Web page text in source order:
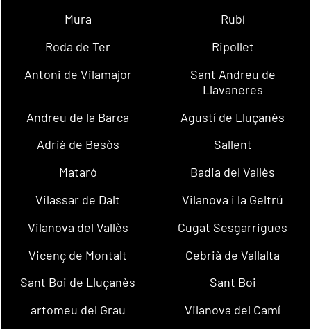
Mura
Rubí
Roda de Ter
Ripollet
Antoni de Vilamajor
Sant Andreu de
Llavaneres
Andreu de la Barca
Agustí de Lluçanès
Adrià de Besòs
Sallent
Mataró
Badia del Vallès
Vilassar de Dalt
Vilanova i la Geltrú
Vilanova del Vallès
Cugat Sesgarrigues
Vicenç de Montalt
Cebrià de Vallalta
Sant Boi de Lluçanès
Sant Boi
artomeu del Grau
Vilanova del Camí